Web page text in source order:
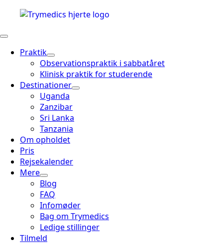
Praktik
Observationspraktik i sabbatåret
Klinisk praktik for studerende
Destinationer
Uganda
Zanzibar
Sri Lanka
Tanzania
Om opholdet
Pris
Rejsekalender
Mere
Blog
FAQ
Infomøder
Bag om Trymedics
Ledige stillinger
Tilmeld